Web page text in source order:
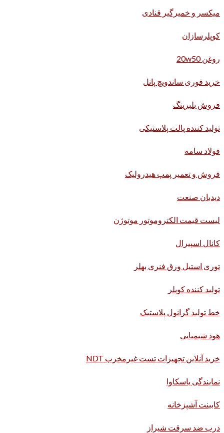
میکسر و خمیرگیر قنادی
کوپلرسازان
روغن 20w50
خرید فوری ساندویچ پانل
فروش بلبرینگ
تولید کننده پالت پلاستیکی
فولاد سامه
فروش و تعمیر پمپ هیدرولیک
دیدبان صنعت
لیست قیمت الکتروموتور موتوژن
کانال اسپیرال
توری استیل ورق فنری بهلر
تولید کننده کوپلر
خط تولید گرانول پلاستیک
هود شیمیایی
خرید آنلاین تجهیزات تست غیرمخرب NDT
نمایندگی یاسکاوا
کابینت آشپزخانه
درب ضد سرقت شیراز